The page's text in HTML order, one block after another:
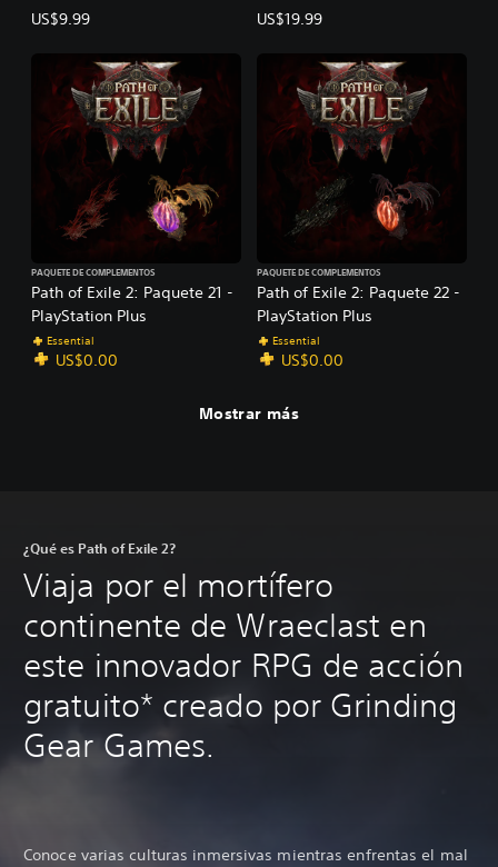
i
E
x
i
l
US$9.99
US$19.99
Path of Exile 2: Paquete 21 -
PlayStation Plus
PAQUETE DE COMPLEMENTOS
Essential
US$0.00
Path of Exile 2: Paquete 22 -
PlayStation Plus
PAQUETE DE COMPLEMENTOS
Essential
US$0.00
Mostrar más
¿Qué es Path of Exile 2?
Viaja por el mortífero
continente de Wraeclast en
este innovador RPG de acción
gratuito* creado por Grinding
Gear Games.
Conoce varias culturas inmersivas mientras enfrentas el mal